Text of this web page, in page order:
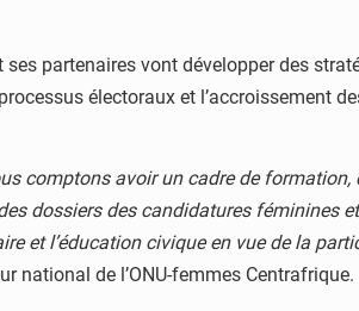
ses partenaires vont développer des
électoraux et l’accroissement
comptons avoir un cadre de
dossiers des candidatures féminines
et l’éducation civique en vue de la
national de l’ONU-femmes Centrafrique.